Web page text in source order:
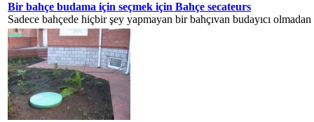
Bir bahçe budama için seçmek için Bahçe secateurs
Sadece bahçede hiçbir şey yapmayan bir bahçıvan budayıcı